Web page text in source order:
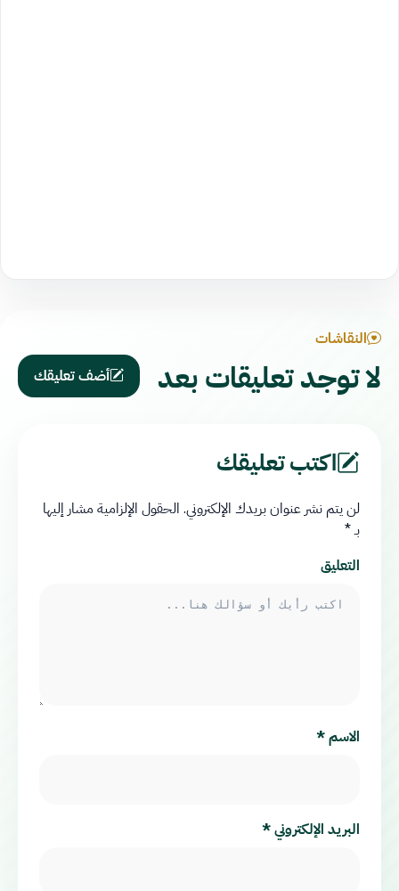
النقاشات
لا توجد تعليقات بعد أضف تعليقك
اكتب تعليقك
لن يتم نشر عنوان بريدك الإلكتروني. الحقول الإلزامية مشار إليها
بـ*
التعليق
الاسم*
البريد الإلكتروني*